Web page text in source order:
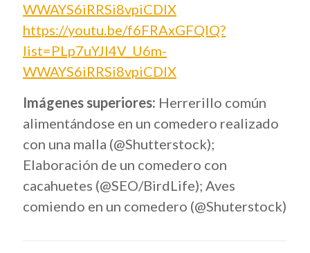
WWAYS6iRRSi8vpiCDlX
https://youtu.be/f6FRAxGFQIQ?
list=PLp7uYJI4V_U6m-
WWAYS6iRRSi8vpiCDlX
Imágenes superiores: Herrerillo común
alimentándose en un comedero realizado
con una malla (@Shutterstock);
Elaboración de un comedero con
cacahuetes (@SEO/BirdLife); Aves
comiendo en un comedero (@Shuterstock)